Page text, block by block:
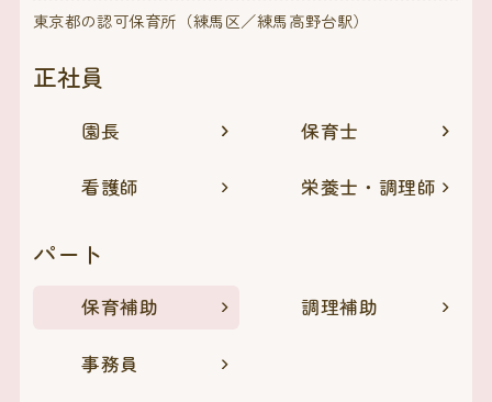
東京都の認可保育所（練馬区／練馬高野台駅）
正社員
園長 保育士
看護師 栄養士・調理師
パート
保育補助 調理補助
事務員